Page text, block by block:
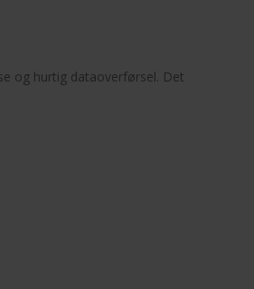
og hurtig dataoverførsel. Det